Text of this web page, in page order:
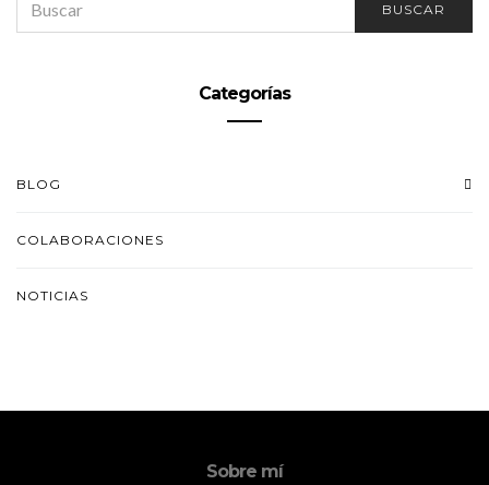
FOR:
BUSCAR
Categorías
BLOG
COLABORACIONES
NOTICIAS
Sobre mí